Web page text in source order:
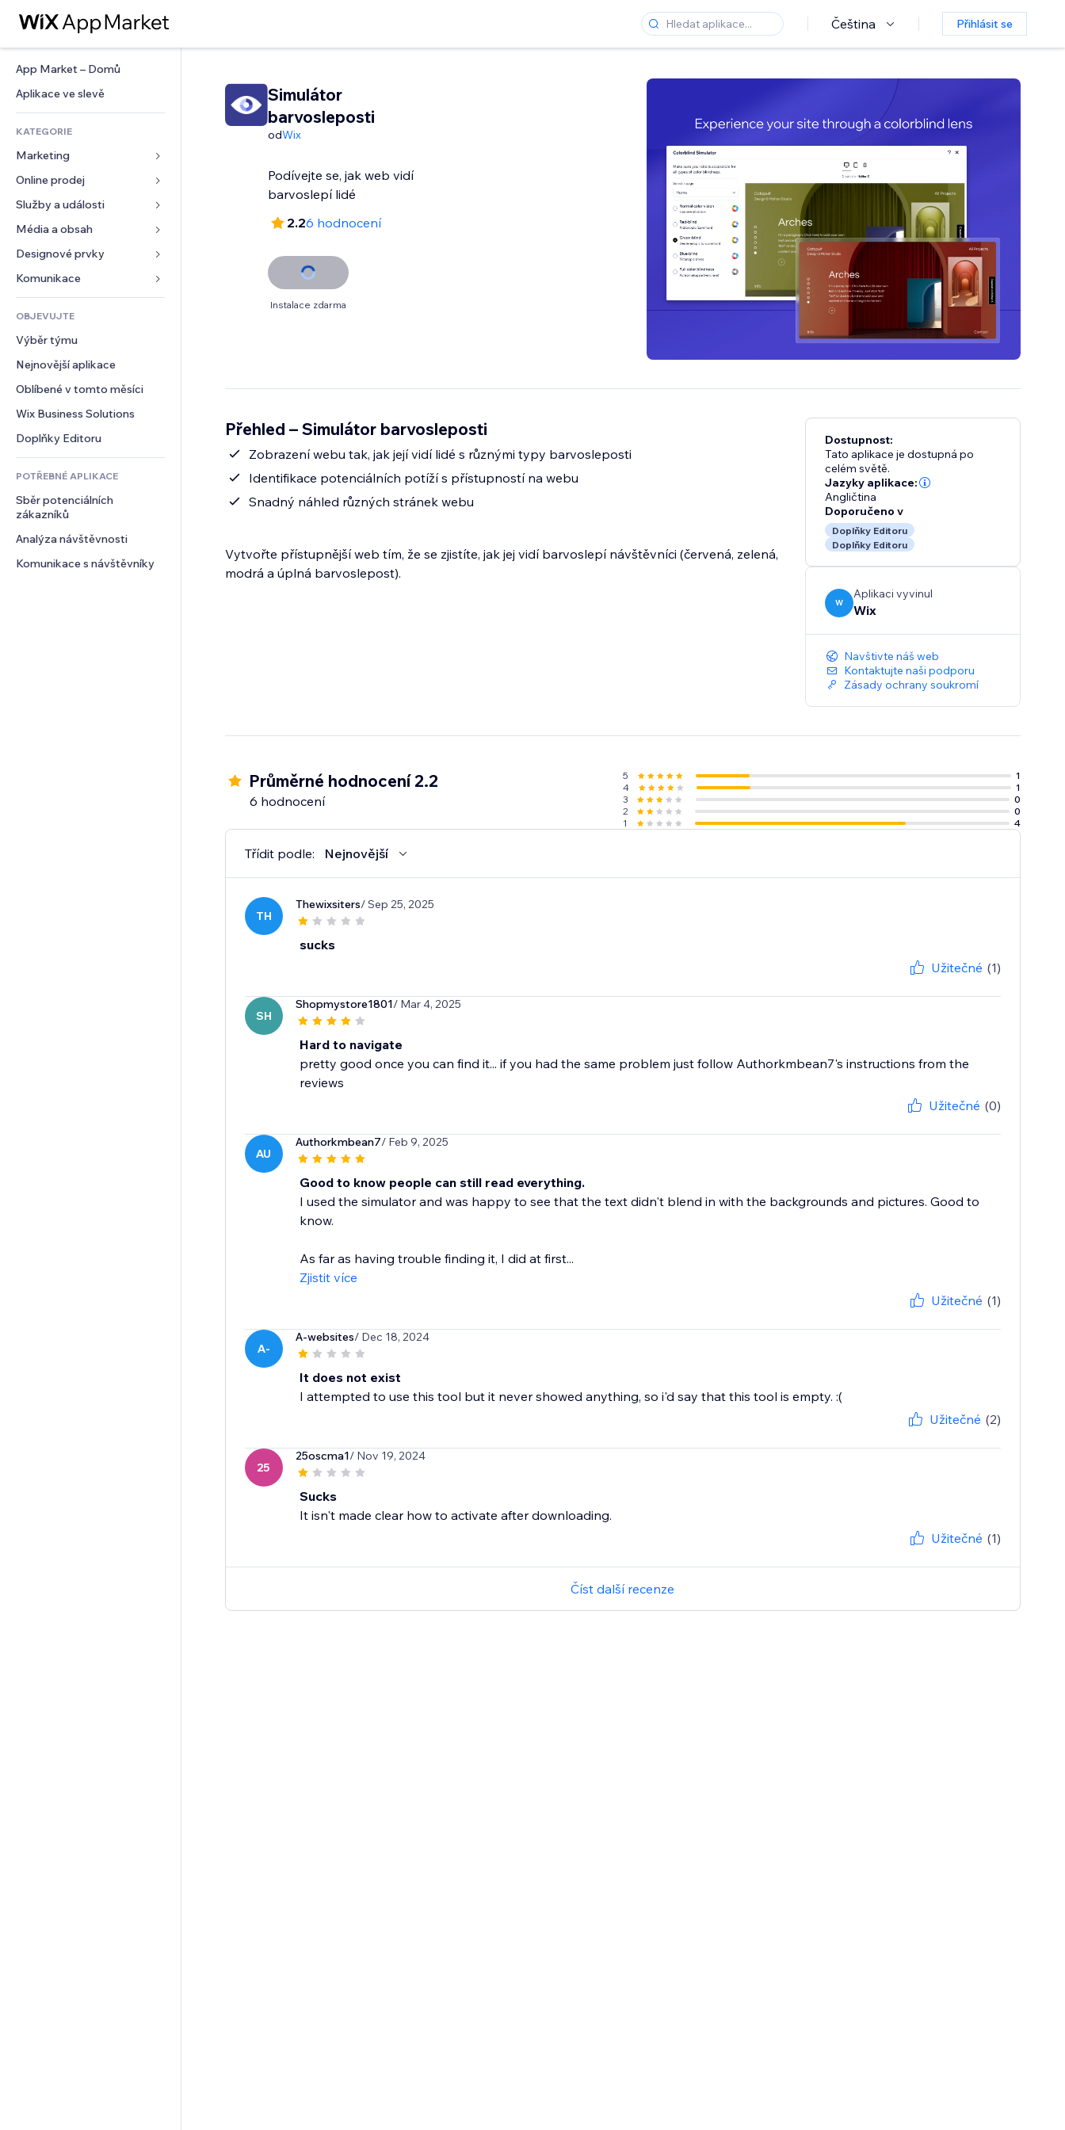
Čeština Přihlásit se
App Market – Domů
Aplikace ve slevě
KATEGORIE
Marketing
Reklamy
Mobilní zařízení
Analytika
Výpisy webu
E‑mail
Online prodej
Aplikace pro obchody
Doprava a doručení
Tlačítka pro prodej
Účetnictví
Kupóny a věrnostní programy
Skladování
Jídlo a nápoje
Služby a události
Ubytování
Události
Restaurace
Nemovitosti
Rezervace
Média a obsah
Galerie
Hudba
Podcasty
Fotografie
Video
PDF
Sdílení souborů
Novinky
Designové prvky
Mapy a navigace
Soukromí a bezpečnost
Hodiny
Šablony stránek
Efekty pro obrázky
Tlačítka a nabídky
Bannery a odznaky
Kalkulačky
Vyhledávání
Počasí
Tabulky a grafy
Formuláře
Ankety
Chat
Komentáře
Telefon
Komunita
Reference a recenze
CRM
OBJEVUJTE
Výběr týmu
Nejnovější aplikace
Oblíbené v tomto měsíci
Wix Business Solutions
Doplňky Editoru
POTŘEBNÉ APLIKACE
Sběr potenciálních
zákazníků
Analýza návštěvnosti
Komunikace s návštěvníky
Simulátor
barvosleposti
odWix
Podívejte se, jak web vidí
barvoslepí lidé
2.26 hodnocení
Instalace zdarma
Přehled – Simulátor barvosleposti
Zobrazení webu tak, jak její vidí lidé s různými typy barvosleposti
Identifikace potenciálních potíží s přístupností na webu
Snadný náhled různých stránek webu
Vytvořte přístupnější web tím, že se zjistíte, jak jej vidí barvoslepí návštěvníci (červená, zelená,
modrá a úplná barvoslepost).
Dostupnost:
Tato aplikace je dostupná po
celém světě.
Jazyky aplikace:
Angličtina
Doporučeno v
Doplňky Editoru
Doplňky Editoru
W
Aplikaci vyvinul
Wix
Navštivte náš web
Kontaktujte naši podporu
Zásady ochrany soukromí
Průměrné hodnocení 2.2
6 hodnocení
5
1
4
1
3
0
2
0
1
4
Třídit podle: Nejnovější
TH
Thewixsiters/ Sep 25, 2025
sucks
Užitečné (1)
SH
Shopmystore1801/ Mar 4, 2025
Hard to navigate
pretty good once you can find it... if you had the same problem just follow Authorkmbean7's instructions from the
reviews
Užitečné (0)
AU
Authorkmbean7/ Feb 9, 2025
Good to know people can still read everything.
I used the simulator and was happy to see that the text didn't blend in with the backgrounds and pictures. Good to
know.
As far as having trouble finding it, I did at first...
Zjistit více
Užitečné (1)
A-
A-websites/ Dec 18, 2024
It does not exist
I attempted to use this tool but it never showed anything, so i'd say that this tool is empty. :(
Užitečné (2)
25
25oscma1/ Nov 19, 2024
Sucks
It isn't made clear how to activate after downloading.
Užitečné (1)
Číst další recenze